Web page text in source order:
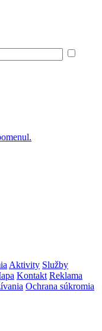
Aktivity Služby
Kontakt Reklama
Ochrana súkromia